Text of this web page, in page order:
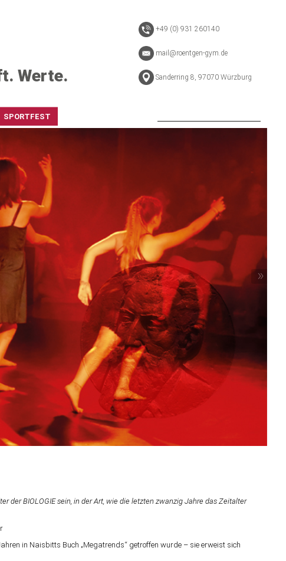
Werte.
+49 (0) 931 260140
mail@roentgen-gym.de
Sanderring 8, 97070 Würzburg
SPORTFEST
»
der BIOLOGIE sein, in der Art, wie die letzten zwanzig Jahre das Zeitalter
in Naisbitts Buch „Megatrends“ getroffen wurde – sie erweist sich